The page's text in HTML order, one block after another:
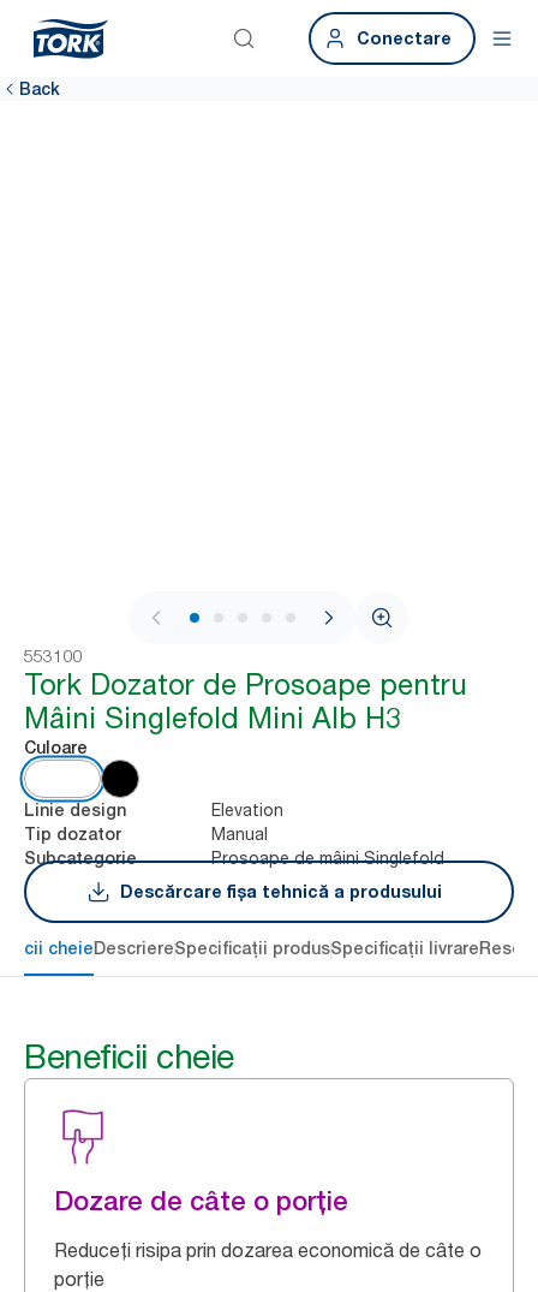
Conectare
Back
1 / 8
553100
Tork Dozator de Prosoape pentru
Mâini Singlefold Mini Alb H3
Culoare
Linie design Elevation
Tip dozator Manual
Subcategorie
Prosoape de mâini Singlefold
Descărcare fișa tehnică a produsului
cheieDescriereSpecificații produsSpecificații livrare
Beneficii cheie
Dozare de câte o porție
Reduceți risipa prin dozarea economică de câte o
porție